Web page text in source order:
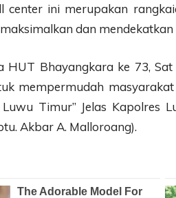
center ini merupakan
dan
HUT Bhayangkara ke 73,
mempermudah
Timur” Jelas Kapolres
Akbar A. Malloroang).